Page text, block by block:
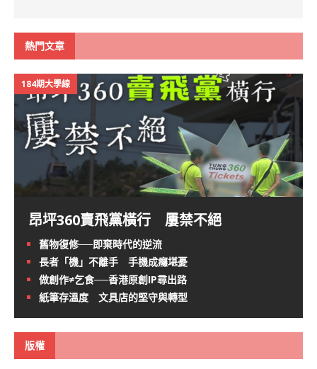
熱門文章
184期大學線
昂坪360賣飛黨橫行 屢禁不絕
舊物復修──即棄時代的逆流
長者「機」不離手 手機成癮堪憂
做創作≠乞食──香港原創IP尋出路
紙筆存溫度 文具店的堅守與轉型
版權